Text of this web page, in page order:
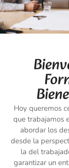
Hoy queremos
que trabajamos
abordar los
desde la
la del
garantizar un